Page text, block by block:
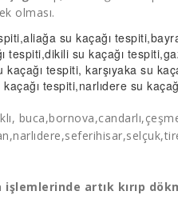
olması.
,aliağa su kaçağı tespiti
tespiti,dikili su kaçağı tespiti
kaçağı tespiti, karşıyaka su
kaçağı tespiti,narlıdere su
işlemlerinde artık kırıp